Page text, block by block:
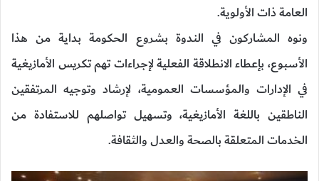
العامة ذات الأولوية.
ونوه المشاركون في الندوة بشروع الحكومة بداية من هذا
الأسبوع، بإعطاء الانطلاقة الفعلية لإجراءات تهم تكريس الأمازيغية
في الإدارات والمؤسسات العمومية، لإرشاد وتوجيه المرتفقين
الناطقين باللغة الأمازيغية، وتسهيل تواصلهم للاستفادة من
الخدمات المتعلقة بالصحة والعدل والثقافة.